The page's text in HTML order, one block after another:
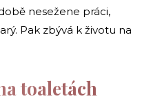
nesežene práci,
Pak zbývá k životu na
toaletách